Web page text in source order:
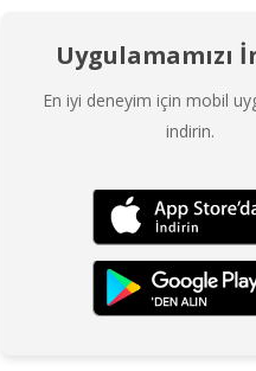
Uygulamamızı
En iyi deneyim için mobil
indirin.